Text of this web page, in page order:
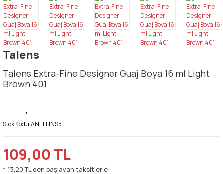
Talens
Talens Extra-Fine Designer Guaj Boya 16 ml Light
Brown 401
Stok Kodu:ANEFHNS5
109,00 TL
* 13,20 TL den başlayan taksitlerle!!